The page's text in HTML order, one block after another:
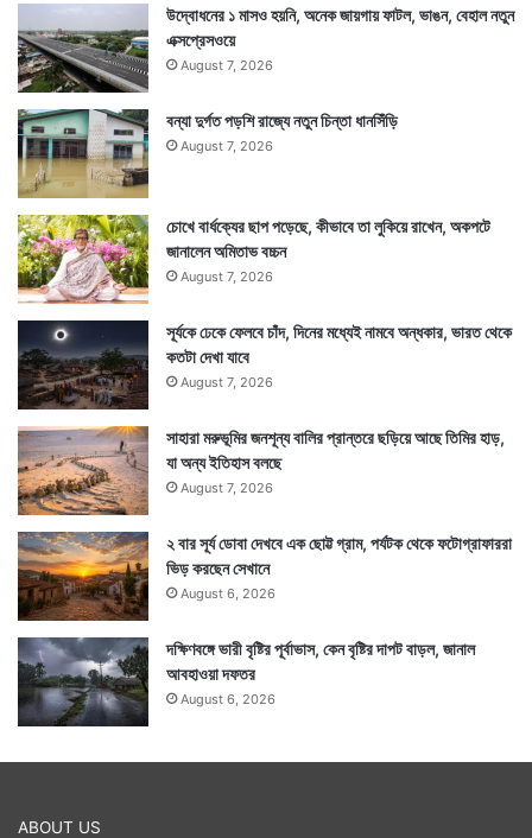
উদ্বোধনের ১ মাসও হয়নি, অনেক জায়গায় ফাটল, ভাঙন, বেহাল নতুন
এক্সপ্রেসওয়ে
August 7, 2026
বন্যা দুর্গত পড়শি রাজ্যে নতুন চিন্তা ধানসিঁড়ি
August 7, 2026
চোখে বার্ধক্যের ছাপ পড়েছে, কীভাবে তা লুকিয়ে রাখেন, অকপটে
জানালেন অমিতাভ বচ্চন
August 7, 2026
সূর্যকে ঢেকে ফেলবে চাঁদ, দিনের মধ্যেই নামবে অন্ধকার, ভারত থেকে
কতটা দেখা যাবে
August 7, 2026
সাহারা মরুভূমির জনশূন্য বালির প্রান্তরে ছড়িয়ে আছে তিমির হাড়,
যা অন্য ইতিহাস বলছে
August 7, 2026
২ বার সূর্য ডোবা দেখবে এক ছোট্ট গ্রাম, পর্যটক থেকে ফটোগ্রাফাররা
ভিড় করছেন সেখানে
August 6, 2026
দক্ষিণবঙ্গে ভারী বৃষ্টির পূর্বাভাস, কেন বৃষ্টির দাপট বাড়ল, জানাল
আবহাওয়া দফতর
August 6, 2026
ABOUT US